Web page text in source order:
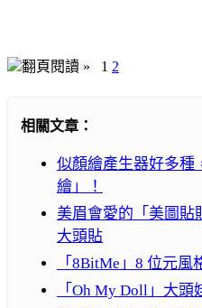
翻頁閱讀 » 1 2
相關文章：
似顏繪產生器好多種
繪」！
美眉會愛的「美圖貼
大頭貼
「8BitMe」8 位元
「Oh My Doll」大